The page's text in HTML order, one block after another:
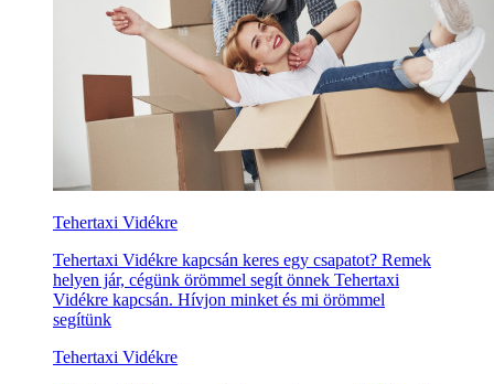
Tehertaxi Vidékre
Tehertaxi Vidékre kapcsán keres egy csapatot? Remek
helyen jár, cégünk örömmel segít önnek Tehertaxi
Vidékre kapcsán. Hívjon minket és mi örömmel
segítünk
Tehertaxi Vidékre